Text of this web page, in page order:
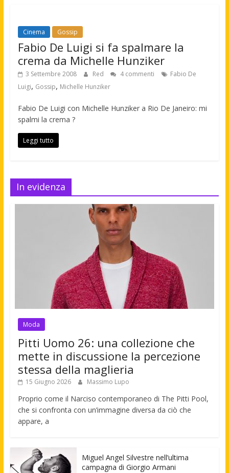
Cinema Gossip
Fabio De Luigi si fa spalmare la
crema da Michelle Hunziker
3 Settembre 2008 Red 4 commenti
Fabio De
Luigi, Gossip, Michelle Hunziker
Fabio De Luigi con Michelle Hunziker a Rio De Janeiro: mi
spalmi la crema ?
Leggi tutto
In evidenza
Moda
Pitti Uomo 26: una collezione che
mette in discussione la percezione
stessa della maglieria
15 Giugno 2026 Massimo Lupo
Proprio come il Narciso contemporaneo di The Pitti Pool,
che si confronta con un’immagine diversa da ciò che
appare, a
Miguel Angel Silvestre nell’ultima
campagna di Giorgio Armani